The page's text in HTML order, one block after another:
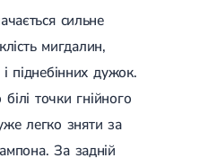
сильне
мигдалин,
піднебінних дужок.
точки гнійного
легко зняти за
За задній